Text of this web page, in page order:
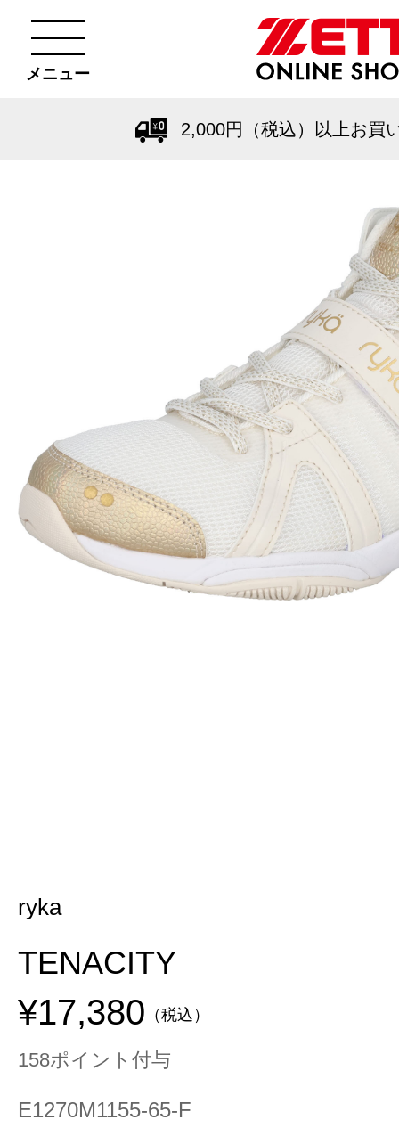
メニュー
2,000円（税込）以上お買
ryka
TENACITY
¥17,380 （税込）
158ポイント付与
E1270M1155-65-F